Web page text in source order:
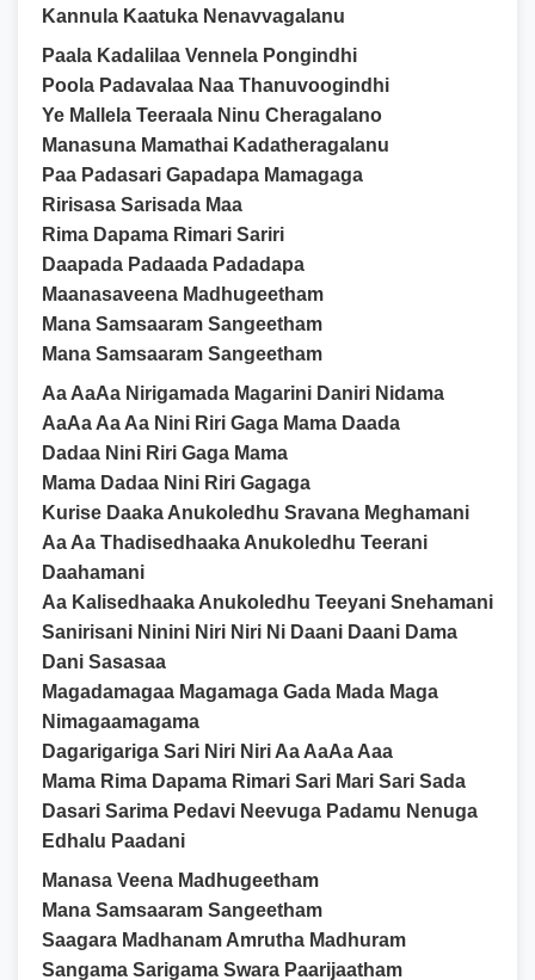
Kannula Kaatuka Nenavvagalanu
Paala Kadalilaa Vennela Pongindhi
Poola Padavalaa Naa Thanuvoogindhi
Ye Mallela Teeraala Ninu Cheragalano
Manasuna Mamathai Kadatheragalanu
Paa Padasari Gapadapa Mamagaga
Ririsasa Sarisada Maa
Rima Dapama Rimari Sariri
Daapada Padaada Padadapa
Maanasaveena Madhugeetham
Mana Samsaaram Sangeetham
Mana Samsaaram Sangeetham
Aa AaAa Nirigamada Magarini Daniri Nidama
AaAa Aa Aa Nini Riri Gaga Mama Daada
Dadaa Nini Riri Gaga Mama
Mama Dadaa Nini Riri Gagaga
Kurise Daaka Anukoledhu Sravana Meghamani
Aa Aa Thadisedhaaka Anukoledhu Teerani
Daahamani
Aa Kalisedhaaka Anukoledhu Teeyani Snehamani
Sanirisani Ninini Niri Niri Ni Daani Daani Dama
Dani Sasasaa
Magadamagaa Magamaga Gada Mada Maga
Nimagaamagama
Dagarigariga Sari Niri Niri Aa AaAa Aaa
Mama Rima Dapama Rimari Sari Mari Sari Sada
Dasari Sarima Pedavi Neevuga Padamu Nenuga
Edhalu Paadani
Manasa Veena Madhugeetham
Mana Samsaaram Sangeetham
Saagara Madhanam Amrutha Madhuram
Sangama Sarigama Swara Paarijaatham